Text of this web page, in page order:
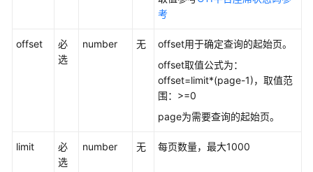
接
言
考
offset
必
选
number 无
offset用于确定查询的起始页。
offset取值公式为：
offset=limit*(page-1)，取值范
围：>=0
page为需要查询的起始页。
limit
必
选
number 无 每页数量，最大1000